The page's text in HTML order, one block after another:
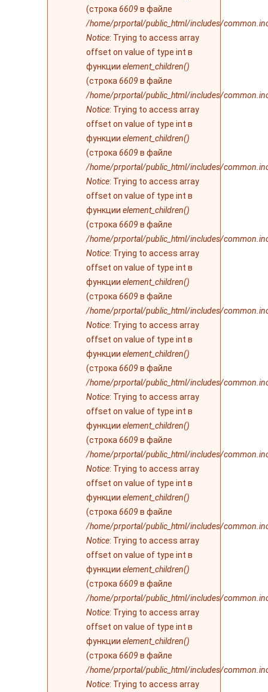
(строка 6609 в файле
/home/prportal/public_html/includes/
Notice: Trying to access array
offset on value of type int в
функции element_children()
(строка 6609 в файле
/home/prportal/public_html/includes/
Notice: Trying to access array
offset on value of type int в
функции element_children()
(строка 6609 в файле
/home/prportal/public_html/includes/
Notice: Trying to access array
offset on value of type int в
функции element_children()
(строка 6609 в файле
/home/prportal/public_html/includes/
Notice: Trying to access array
offset on value of type int в
функции element_children()
(строка 6609 в файле
/home/prportal/public_html/includes/
Notice: Trying to access array
offset on value of type int в
функции element_children()
(строка 6609 в файле
/home/prportal/public_html/includes/
Notice: Trying to access array
offset on value of type int в
функции element_children()
(строка 6609 в файле
/home/prportal/public_html/includes/
Notice: Trying to access array
offset on value of type int в
функции element_children()
(строка 6609 в файле
/home/prportal/public_html/includes/
Notice: Trying to access array
offset on value of type int в
функции element_children()
(строка 6609 в файле
/home/prportal/public_html/includes/
Notice: Trying to access array
offset on value of type int в
функции element_children()
(строка 6609 в файле
/home/prportal/public_html/includes/
Notice: Trying to access array